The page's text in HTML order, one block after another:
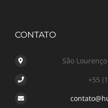
CONTATO
São
+55